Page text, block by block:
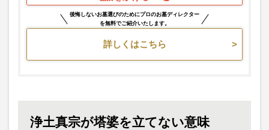
後悔しないお墓選びのためにプロのお墓ディレクター
を無料でご紹介いたします。
詳しくはこちら
浄土真宗が塔婆を立てない意味